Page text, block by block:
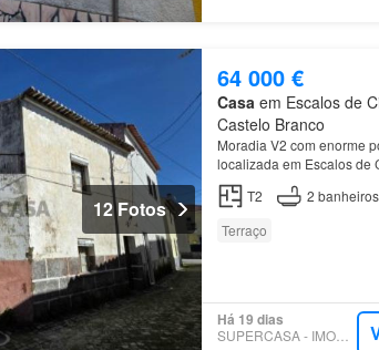
12 Fotos
64 000 €
Casa em Escalos de
Castelo Branco
Moradia V2 com enorme
localizada em Escalos de
informações ou
T2 2 banheiros
Terraço
Há 19 dias
SUPERCASA - IMOBRETANHA